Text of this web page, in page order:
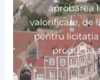
aprobarea
valorificare, de
pentru licitația
producția